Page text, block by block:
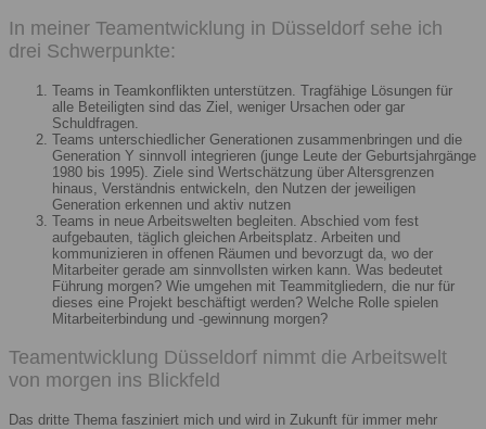
In meiner Teamentwicklung in Düsseldorf sehe ich
drei Schwerpunkte:
Teams in Teamkonflikten unterstützen. Tragfähige Lösungen für
alle Beteiligten sind das Ziel, weniger Ursachen oder gar
Schuldfragen.
Teams unterschiedlicher Generationen zusammenbringen und die
Generation Y sinnvoll integrieren (junge Leute der Geburtsjahrgänge
1980 bis 1995). Ziele sind Wertschätzung über Altersgrenzen
hinaus, Verständnis entwickeln, den Nutzen der jeweiligen
Generation erkennen und aktiv nutzen
Teams in neue Arbeitswelten begleiten. Abschied vom fest
aufgebauten, täglich gleichen Arbeitsplatz. Arbeiten und
kommunizieren in offenen Räumen und bevorzugt da, wo der
Mitarbeiter gerade am sinnvollsten wirken kann. Was bedeutet
Führung morgen? Wie umgehen mit Teammitgliedern, die nur für
dieses eine Projekt beschäftigt werden? Welche Rolle spielen
Mitarbeiterbindung und -gewinnung morgen?
Teamentwicklung Düsseldorf nimmt die Arbeitswelt
von morgen ins Blickfeld
Das dritte Thema fasziniert mich und wird in Zukunft für immer mehr